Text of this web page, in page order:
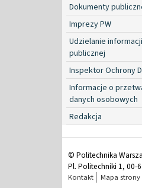
Dokumenty
Imprezy PW
Udzielanie informacji
publicznej
Inspektor Ochrony
Informacje o
danych osobowych
Redakcja
© Politechnika
Pl. Politechniki 1, 00-
Kontakt Mapa strony